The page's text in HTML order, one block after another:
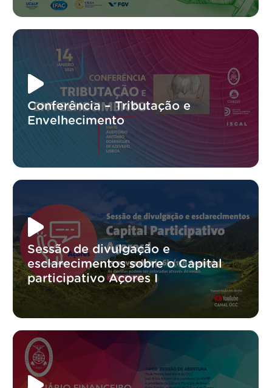
Conferência – Tributação e
Envelhecimento
Sessão de divulgação e
esclarecimentos sobre o Capital
participativo Açores I